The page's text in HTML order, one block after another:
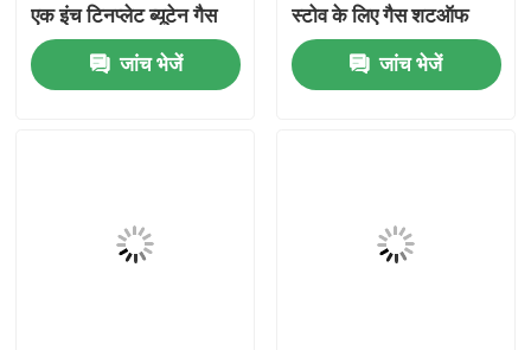
गुणवत्ता नियंत्रण
एक इंच टिनप्लेट ब्यूटेन गैस
वाल्व
जांच भेजें
स्टोव के लिए गैस शटऑफ
वाल्व, पोर्टेबल छोटे गैस स्टोव
के उपयोग के लिए पीतल
जांच भेजें